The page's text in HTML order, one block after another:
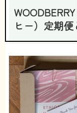
ヒー）定期便